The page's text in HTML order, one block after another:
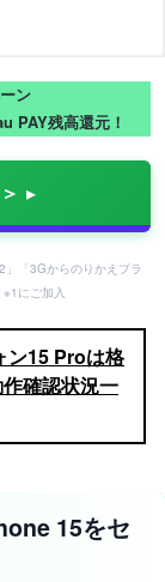
ン
PAY残高還元！
「3Gからのりかえプラ
にご加入
ン15 Proは格
確認状況一
15をセ